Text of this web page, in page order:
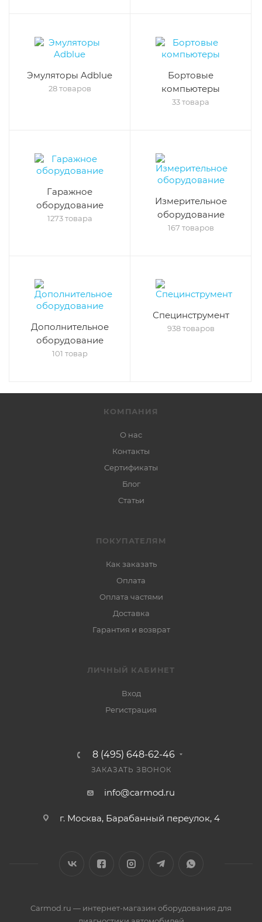
Эмуляторы Adblue
28 товаров
Бортовые
компьютеры
33 товара
Гаражное
оборудование
1273 товара
Измерительное
оборудование
167 товаров
Дополнительное
оборудование
101 товар
Специнструмент
938 товаров
КОМПАНИЯ
О нас
Контакты
Сертификаты
Блог
Статьи
ПОКУПАТЕЛЯМ
Как заказать
Оплата
Оплата частями
Доставка
Гарантия и возврат
ЛИЧНЫЙ КАБИНЕТ
Вход
Регистрация
8 (495) 648-62-46
ЗАКАЗАТЬ ЗВОНОК
info@carmod.ru
г. Москва, Барабанный переулок, 4
Carmod.ru — интернет-магазин оборудования для